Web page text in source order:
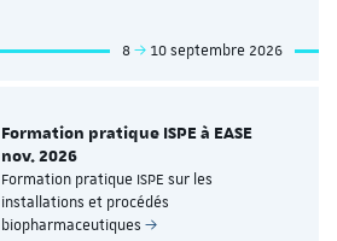
8 10 septembre 2026
Formation pratique ISPE à EASE
nov. 2026
Formation pratique ISPE sur les
installations et procédés
biopharmaceutiques